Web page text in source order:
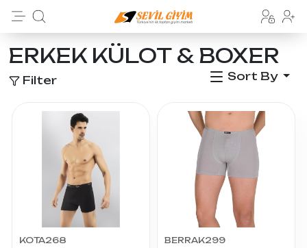
ERKEK KÜLOT & BOXER
Filter Sort By
KOTA268 BERRAK299